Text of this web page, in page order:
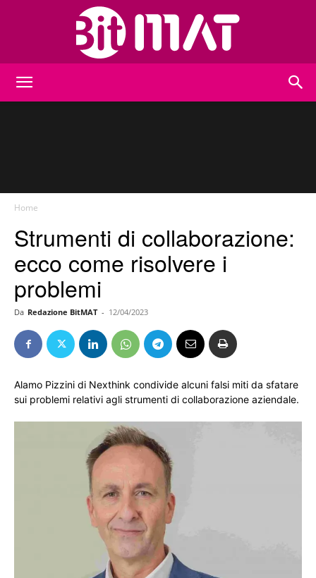
Home
Strumenti di collaborazione:
ecco come risolvere i
problemi
Da Redazione BitMAT - 12/04/2023
Alamo Pizzini di Nexthink condivide alcuni falsi miti da sfatare
sui problemi relativi agli strumenti di collaborazione aziendale.